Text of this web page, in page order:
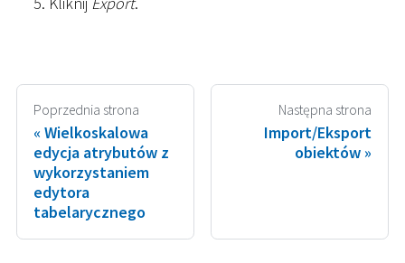
Poprzednia strona
Wielkoskalowa
edycja atrybutów z
wykorzystaniem
edytora
tabelarycznego
Następna strona
Import/Eksport
obiektów